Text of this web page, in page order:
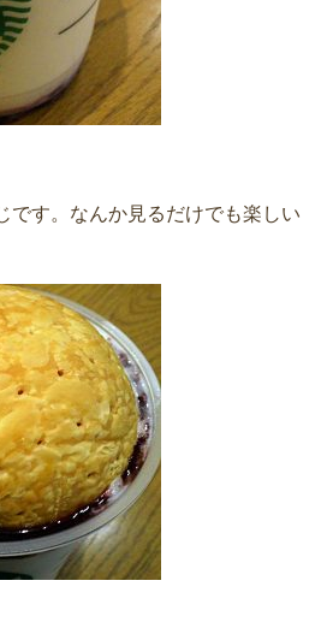
です。なんか見るだけでも楽しい